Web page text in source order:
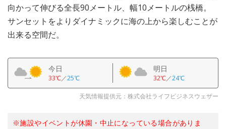
向かって伸びる全長90メートル、幅10メートルの桟橋。
サンセットをよりダイナミックに海の上から楽しむことが
出来る空間だ。
今日
33℃／25℃
明日
32℃／24℃
天気情報提供元：株式会社ライフビジネスウェザー
※施設やイベントが休園・中止になっている場合がありま